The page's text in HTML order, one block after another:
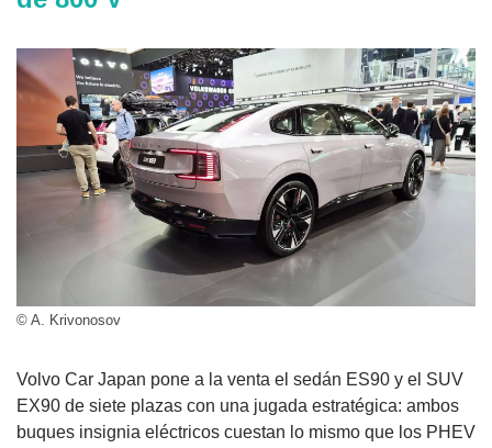
© A. Krivonosov
Volvo Car Japan pone a la venta el sedán ES90 y el SUV
EX90 de siete plazas con una jugada estratégica: ambos
buques insignia eléctricos cuestan lo mismo que los PHEV